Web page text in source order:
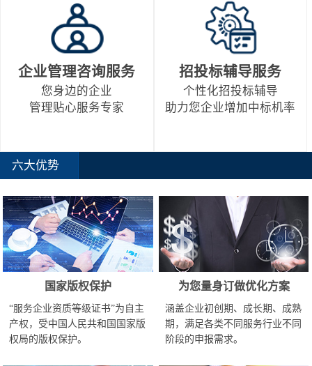
企业管理咨询服务
您身边的企业
管理贴心服务专家
招投标辅导服务
个性化招投标辅导
助力您企业增加中标机率
六大优势
国家版权保护
“服务企业资质等级证书”为自主
产权，受中国人民共和国国家版
权局的版权保护。
为您量身订做优化方案
涵盖企业初创期、成长期、成熟
期，满足各类不同服务行业不同
阶段的申报需求。